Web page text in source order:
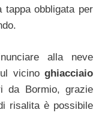
obbligata per
alla neve
vicino ghiacciaio
da Bormio, grazie
risalita è possibile